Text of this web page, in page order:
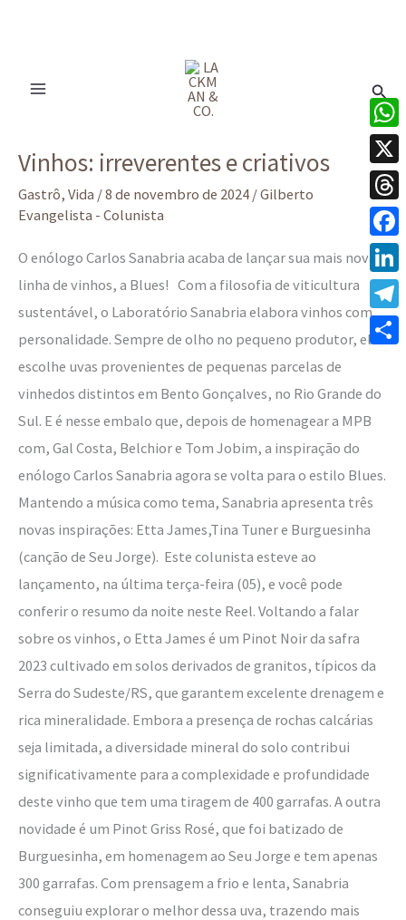
Vinhos: irreverentes e criativos
Gastrô, Vida /8 de novembro de 2024 /Gilberto
Evangelista - Colunista
O enólogo Carlos Sanabria acaba de lançar sua mais nova
linha de vinhos, a Blues! Com a filosofia de viticultura
sustentável, o Laboratório Sanabria elabora vinhos com
personalidade. Sempre de olho no pequeno produtor, ele
escolhe uvas provenientes de pequenas parcelas de
vinhedos distintos em Bento Gonçalves, no Rio Grande do
Sul. E é nesse embalo que, depois de homenagear a MPB
com, Gal Costa, Belchior e Tom Jobim, a inspiração do
enólogo Carlos Sanabria agora se volta para o estilo Blues.
Mantendo a música como tema, Sanabria apresenta três
novas inspirações: Etta James,Tina Tuner e Burguesinha
(canção de Seu Jorge). Este colunista esteve ao
lançamento, na última terça-feira (05), e você pode
conferir o resumo da noite neste Reel. Voltando a falar
sobre os vinhos, o Etta James é um Pinot Noir da safra
2023 cultivado em solos derivados de granitos, típicos da
Serra do Sudeste/RS, que garantem excelente drenagem e
rica mineralidade. Embora a presença de rochas calcárias
seja limitada, a diversidade mineral do solo contribui
significativamente para a complexidade e profundidade
deste vinho que tem uma tiragem de 400 garrafas. A outra
novidade é um Pinot Griss Rosé, que foi batizado de
Burguesinha, em homenagem ao Seu Jorge e tem apenas
300 garrafas. Com prensagem a frio e lenta, Sanabria
conseguiu explorar o melhor dessa uva, trazendo mais
irreverentes
e
criativos
X